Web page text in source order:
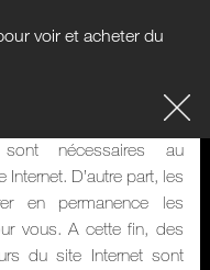
voir et acheter du
Les cookies ont deux
nécessaires au
D’autre part, les
en permanence les
vous. A cette fin, des
du site Internet sont